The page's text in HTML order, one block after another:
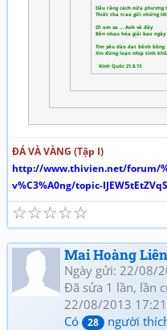
Dẫu rằng cách nửa phương
Thiết tha trao gửi những lời
Ơi em xa … Anh về đây
Bên nhau hóa giải bao
Tim yêu dào dạt bềnh bồng
Xin đừng loạn nhịp tình
Kinh Quốc 21.8.13
ĐÁ VÀ VÀNG (Tập I)
http://www.thivien.net/forum/
v%C3%A0ng/topic-
☆
☆
☆
☆
☆
Mai Hoàng Liên
Ngày gửi: 22/08/
Đã sửa 1 lần, lần
22/08/2013 17:21
Có
28 người